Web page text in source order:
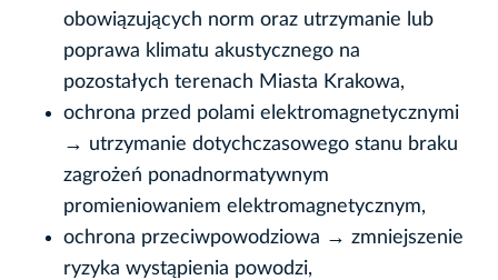
obowiązujących norm oraz utrzymanie lub
poprawa klimatu akustycznego na
pozostałych terenach Miasta Krakowa,
ochrona przed polami elektromagnetycznymi
→ utrzymanie dotychczasowego stanu braku
zagrożeń ponadnormatywnym
promieniowaniem elektromagnetycznym,
ochrona przeciwpowodziowa → zmniejszenie
ryzyka wystąpienia powodzi,